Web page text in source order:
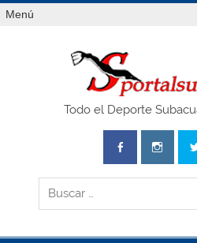
Saltar
alMenú
Todo el Deporte